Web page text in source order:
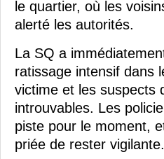
le quartier, où les
alerté les autorités.
La SQ a
ratissage intensif dans
victime et les suspects
introuvables. Les
piste pour le moment,
priée de rester vigilante.